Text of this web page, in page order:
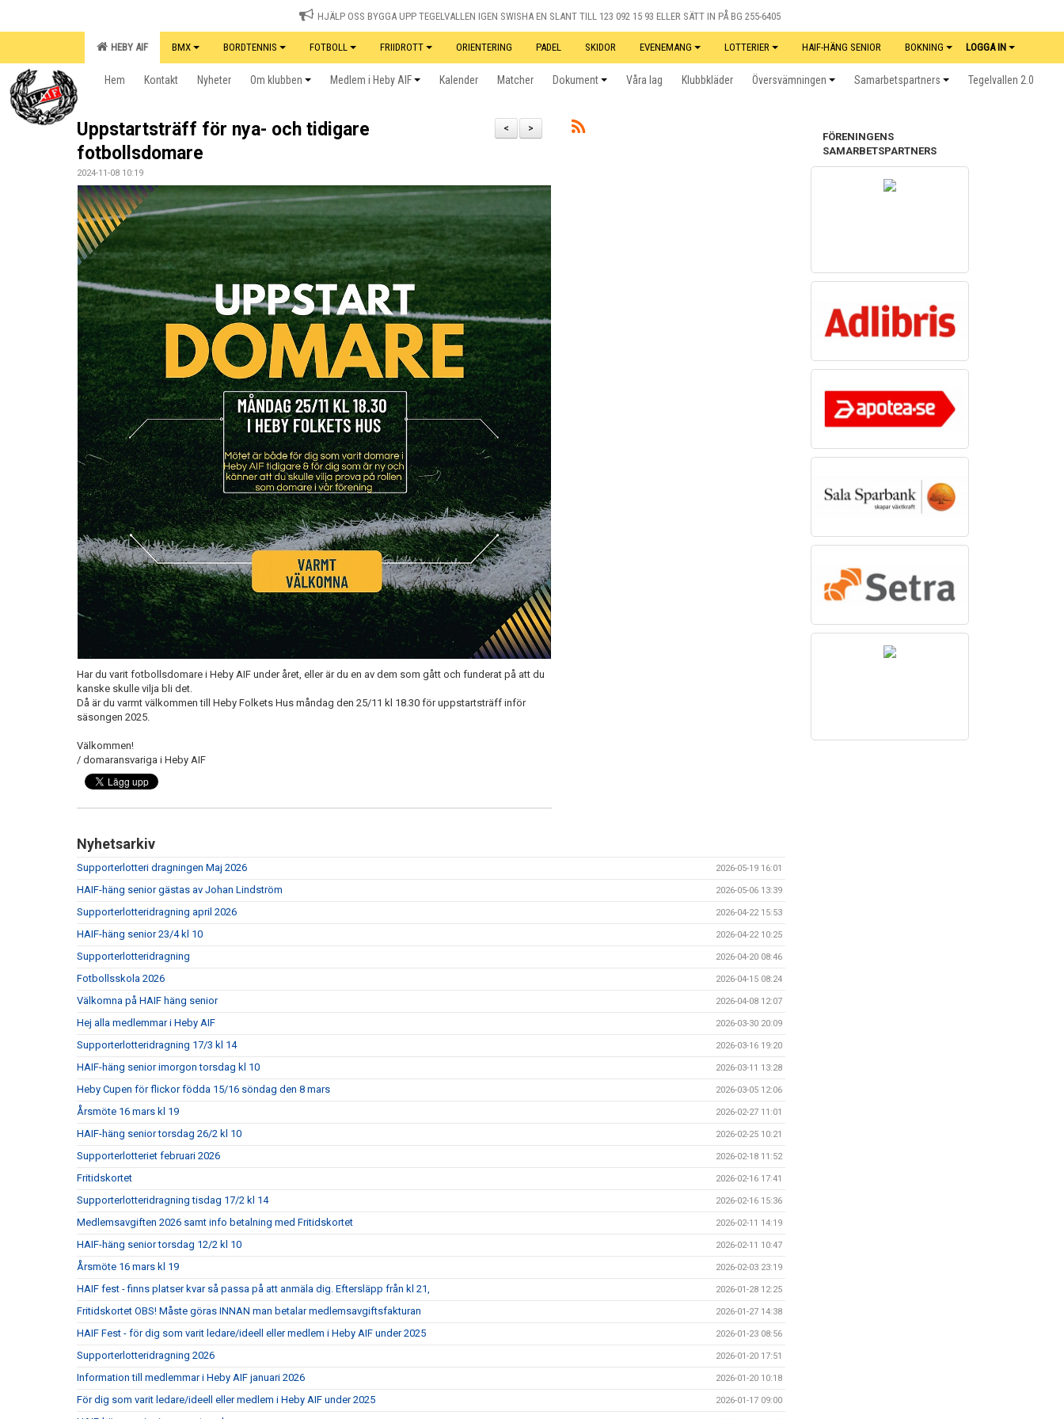
HJÄLP OSS BYGGA UPP TEGELVALLEN IGEN SWISHA EN SLANT TILL 123 092 15 93 ELLER SÄTT IN PÅ BG 255-6405
HEBY AIF BMX BORDTENNIS FOTBOLL FRIIDROTT ORIENTERING PADEL SKIDOR EVENEMANG LOTTERIER HAIF-HÄNG SENIOR BOKNING LOGGA IN
Hem Kontakt Nyheter Om klubben Medlem i Heby AIF Kalender Matcher Dokument Våra lag Klubbkläder Översvämningen Samarbetspartners Tegelvallen 2.0
>
<
Uppstartsträff för nya- och tidigare
fotbollsdomare
2024-11-08 10:19
Har du varit fotbollsdomare i Heby AIF under året, eller är du en av dem som gått och funderat på att du
kanske skulle vilja bli det.
Då är du varmt välkommen till Heby Folkets Hus måndag den 25/11 kl 18.30 för uppstartsträff inför
säsongen 2025.
Välkommen!
/ domaransvariga i Heby AIF
Nyhetsarkiv
Supporterlotteri dragningen Maj 2026 2026-05-19 16:01
HAIF-häng senior gästas av Johan Lindström 2026-05-06 13:39
Supporterlotteridragning april 2026 2026-04-22 15:53
HAIF-häng senior 23/4 kl 10 2026-04-22 10:25
Supporterlotteridragning 2026-04-20 08:46
Fotbollsskola 2026 2026-04-15 08:24
Välkomna på HAIF häng senior 2026-04-08 12:07
Hej alla medlemmar i Heby AIF 2026-03-30 20:09
Supporterlotteridragning 17/3 kl 14 2026-03-16 19:20
HAIF-häng senior imorgon torsdag kl 10 2026-03-11 13:28
Heby Cupen för flickor födda 15/16 söndag den 8 mars 2026-03-05 12:06
Årsmöte 16 mars kl 19 2026-02-27 11:01
HAIF-häng senior torsdag 26/2 kl 10 2026-02-25 10:21
Supporterlotteriet februari 2026 2026-02-18 11:52
Fritidskortet 2026-02-16 17:41
Supporterlotteridragning tisdag 17/2 kl 14 2026-02-16 15:36
Medlemsavgiften 2026 samt info betalning med Fritidskortet 2026-02-11 14:19
HAIF-häng senior torsdag 12/2 kl 10 2026-02-11 10:47
Årsmöte 16 mars kl 19 2026-02-03 23:19
HAIF fest - finns platser kvar så passa på att anmäla dig. Eftersläpp från kl 21, 2026-01-28 12:25
Fritidskortet OBS! Måste göras INNAN man betalar medlemsavgiftsfakturan 2026-01-27 14:38
HAIF Fest - för dig som varit ledare/ideell eller medlem i Heby AIF under 2025 2026-01-23 08:56
Supporterlotteridragning 2026 2026-01-20 17:51
Information till medlemmar i Heby AIF januari 2026 2026-01-20 10:18
För dig som varit ledare/ideell eller medlem i Heby AIF under 2025 2026-01-17 09:00
FÖRENINGENS
SAMARBETSPARTNERS